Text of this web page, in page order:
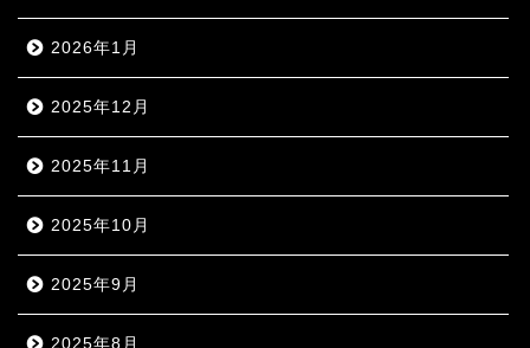
2026年1月
2025年12月
2025年11月
2025年10月
2025年9月
2025年8月